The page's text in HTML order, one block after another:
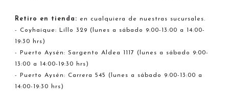
Retiro en tienda: en cualquiera de nuestras sucursales.
- Coyhaique: Lillo 329 (lunes a sábado 9:00-13:00 a 14:00-
19:30 hrs)
- Puerto Aysén: Sargento Aldea 1117 (lunes a sábado 9:00-
13:00 a 14:00-19:30 hrs)
- Puerto Aysén: Carrera 545 (lunes a sábado 9:00-13:00 a
14:00-19:30 hrs)